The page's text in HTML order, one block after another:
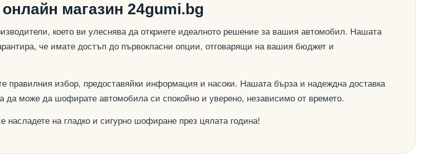
магазин 24gumi.bg
което ви улеснява да откриете идеалното решение за вашия автомобил. Нашата
че имате достъп до първокласни опции, отговарящи на вашия бюджет и
правилния избор, предоставяйки информация и насоки. Нашата бърза и надеждна доставка
да може да шофирате автомобила си спокойно и уверено, независимо от времето.
насладете на гладко и сигурно шофиране през цялата година!